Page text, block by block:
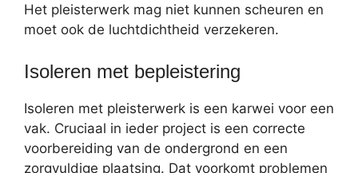
Het pleisterwerk mag niet kunnen scheuren en
moet ook de luchtdichtheid verzekeren.
Isoleren met bepleistering
Isoleren met pleisterwerk is een karwei voor een
vak. Cruciaal in ieder project is een correcte
voorbereiding van de ondergrond en een
zorgvuldige plaatsing. Dat voorkomt problemen